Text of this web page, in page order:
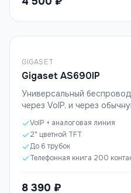
GIGASET
Gigaset AS690IP
Универсальный
через VoIP, и через
VoIP + аналоговая линия
2" цветной TFT
До 6 трубок
Телефонная книга 200
8 390 ₽